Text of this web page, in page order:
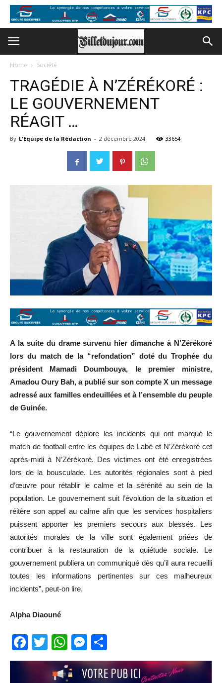
Home Société
TRAGÉDIE À N’ZÉRÉKORÉ :
LE GOUVERNEMENT
RÉAGIT …
By L'Equipe de la Rédaction - 2 décembre 2024 33654
A la suite du drame survenu hier dimanche à N’Zérékoré
lors du match de la “refondation” doté du Trophée du
président Mamadi Doumbouya, le premier ministre,
Amadou Oury Bah, a publié sur son compte X un message
adressé aux familles endeuillées et à l’ensemble du peuple
de Guinée.
“Le gouvernement déplore les incidents qui ont marqué le
match de football entre les équipes de Labé et N’Zérékoré cet
après-midi à N’Zérékoré. Des victimes ont été enregistrées
lors de la bousculade. Les autorités régionales sont à pied
d’œuvre pour rétablir le calme et la sérénité au sein de la
population. Le gouvernement suit l’évolution de la situation et
réitère son appel au calme afin que les services hospitaliers
puissent apporter les premiers secours aux blessés. Les
autorités morales de la ville sont également priées de
contribuer à la restauration de la quiétude sociale. Le
gouvernement publiera un communiqué dès qu’il aura recueilli
toutes les informations pertinentes sur ces malheureux
incidents”, peut-on lire.
Alpha Diaouné
Facebook
Twitter
WhatsApp
Messenger